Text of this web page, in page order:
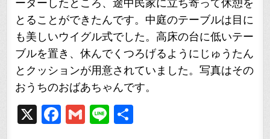
とることができたんです。中庭のテーブルは目に
も美しいウイグル式でした。高床の台に低いテー
ブルを置き、休んでくつろげるようにじゅうたん
とクッションが用意されていました。写真はその
おうちのおばあちゃんです。
X F G Li